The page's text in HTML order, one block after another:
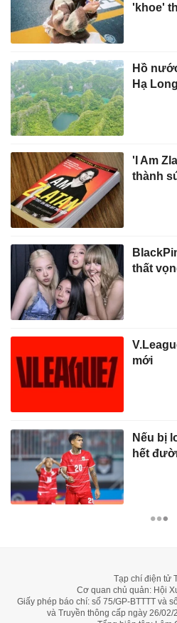
'khoe'
Hồ
Hạ
'I Am
thành
thất
mới
Nếu bị
hết
Tạp chí điện tử
Cơ quan chủ quản: Hội
Giấy phép báo chí: số 75/GP-BTTTT và
và Truyền thông cấp ngày 26/